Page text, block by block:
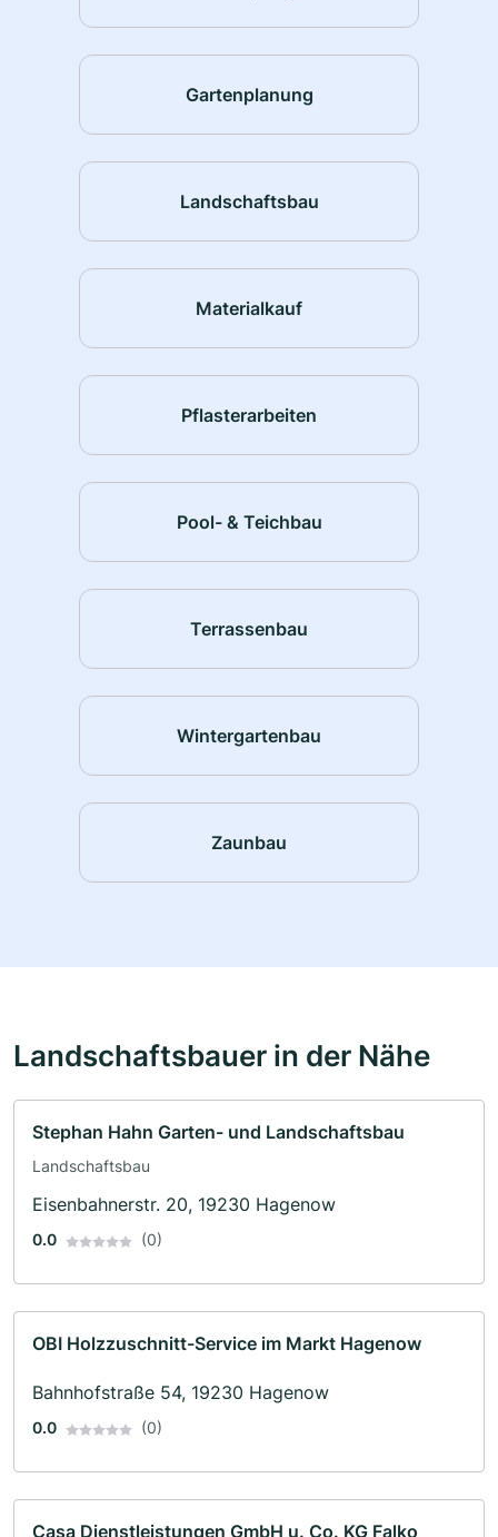
Gartenplanung
Landschaftsbau
Materialkauf
Pflasterarbeiten
Pool- & Teichbau
Terrassenbau
Wintergartenbau
Zaunbau
Landschaftsbauer in der Nähe
Stephan Hahn Garten- und Landschaftsbau
Landschaftsbau
Eisenbahnerstr. 20, 19230 Hagenow
0.0 (0)
OBI Holzzuschnitt-Service im Markt Hagenow
Bahnhofstraße 54, 19230 Hagenow
0.0 (0)
Casa Dienstleistungen GmbH u. Co. KG Falko